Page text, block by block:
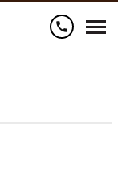
call